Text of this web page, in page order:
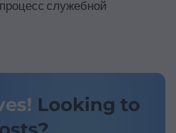
служебной
Looking to